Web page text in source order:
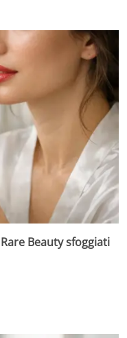
Beauty sfoggiati